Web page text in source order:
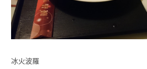
冰火波羅